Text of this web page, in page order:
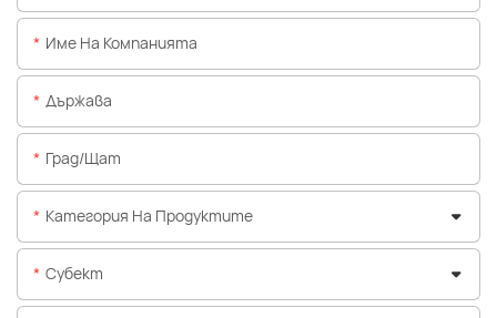
Име На Компанията
Държава
Град/щат
Категория На Продуктите
Субект